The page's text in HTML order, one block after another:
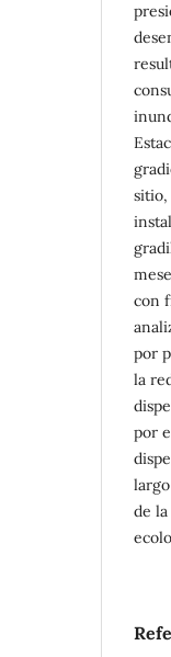
sitio,
con
por
la
por
de